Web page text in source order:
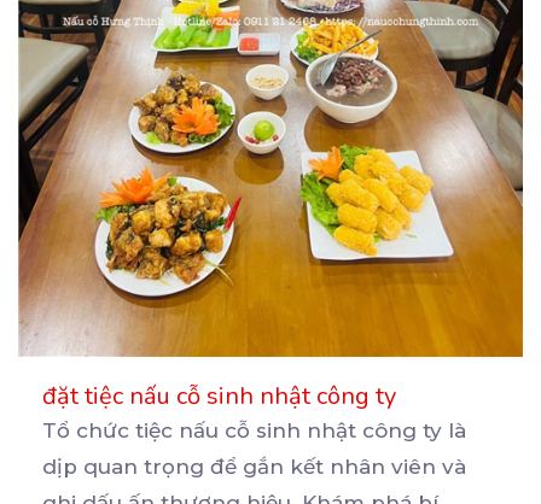
đặt tiệc nấu cỗ sinh nhật công ty
Tổ chức tiệc nấu cỗ sinh nhật công ty là
dịp quan trọng để gắn kết nhân viên và